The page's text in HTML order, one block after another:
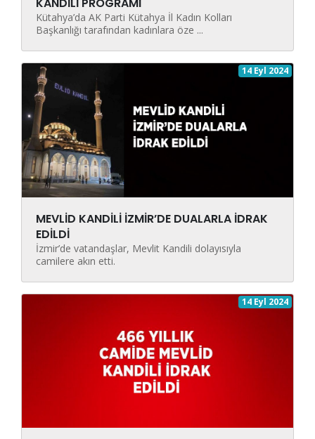
Kütahya’da AK Parti Kütahya İl Kadın Kolları
Başkanlığı tarafından kadınlara öze ...
14 Eyl 2024
MEVLİD KANDİLİ İZMİR’DE DUALARLA İDRAK
EDİLDİ
İzmir’de vatandaşlar, Mevlit Kandili dolayısıyla
camilere akın etti.
14 Eyl 2024